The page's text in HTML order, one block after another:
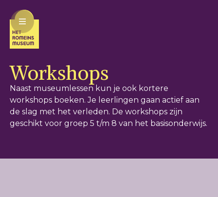
Workshops
Naast museumlessen kun je ook kortere
workshops boeken. Je leerlingen gaan actief aan
de slag met het verleden. De workshops zijn
geschikt voor groep 5 t/m 8 van het basisonderwijs.